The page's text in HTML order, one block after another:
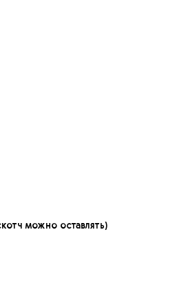
можно оставлять)